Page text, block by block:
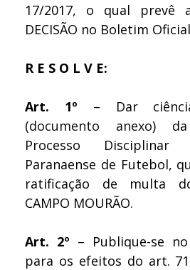
17/2017, o qual prevê
DECISÃO no Boletim
R E S O L V E:
Art. 1º – Dar
(documento anexo) da
Processo Disciplinar
Paranaense de Futebol,
ratificação de multa
CAMPO MOURÃO.
Art. 2º – Publique-se
para os efeitos do art.